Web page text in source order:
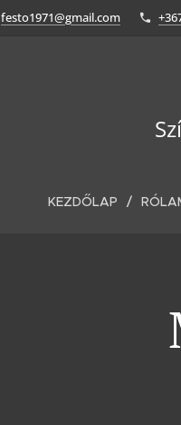
festo1971@gmail.com
KEZDŐLAP